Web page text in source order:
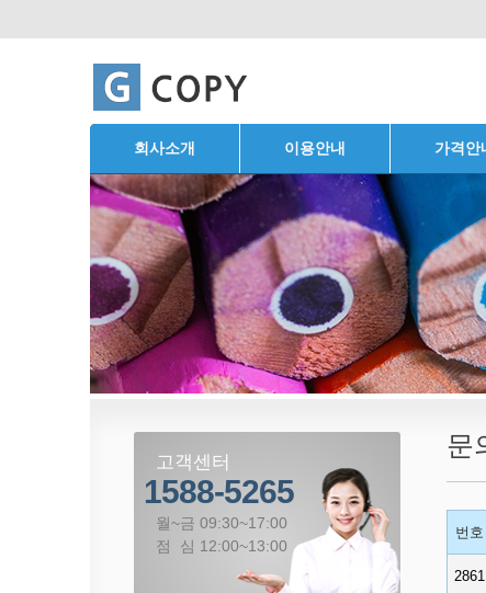
회사소개 이용안내 가격안
문
번호
2861
고객센터
1588-5265
월~금 09:30~17:00
점 심 12:00~13:00